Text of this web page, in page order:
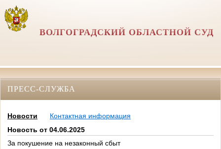
ВОЛГОГРАДСКИЙ ОБЛАСТНОЙ СУД
ПРЕСС-СЛУЖБА
Новости
Контактная информация
Новость от 04.06.2025
За покушение на незаконный сбыт